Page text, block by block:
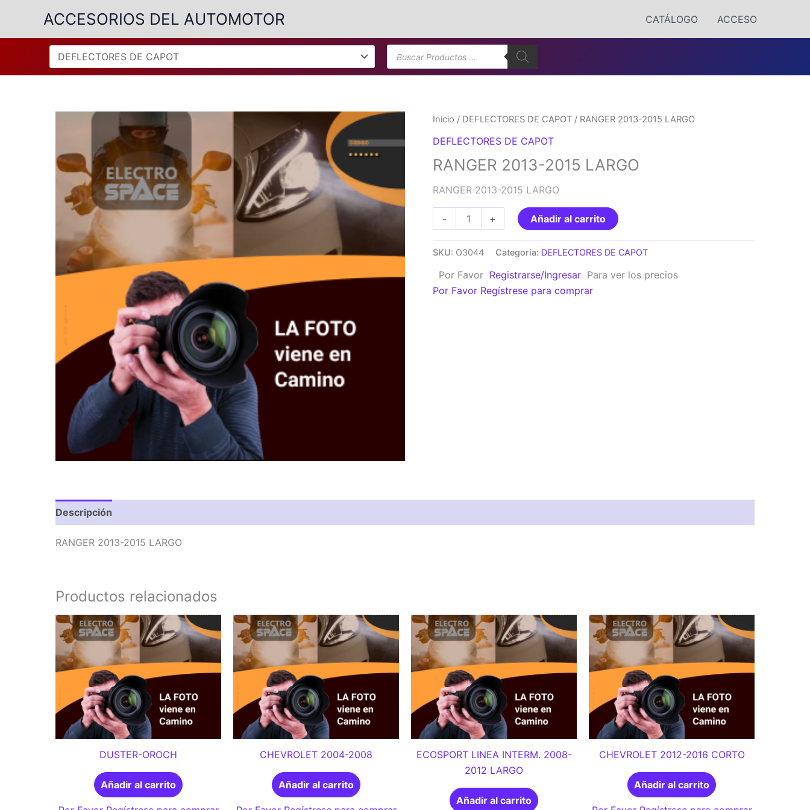
contenido
ACCESORIOS DEL AUTOMOTOR CATÁLOGO ACCESO
Búsqueda
de
productos
Inicio / DEFLECTORES DE CAPOT / RANGER 2013-2015 LARGO
DEFLECTORES DE CAPOT
RANGER 2013-2015 LARGO
RANGER 2013-2015 LARGO
-
RANGER
2013-
cantidad
+ Añadir al carrito
SKU: O3044 Categoría: DEFLECTORES DE CAPOT
Por Favor Registrarse/Ingresar Para ver los precios
Por Favor Regístrese para comprar
Descripción
RANGER 2013-2015 LARGO
Productos relacionados
DUSTER-OROCH
Añadir al carrito
CHEVROLET 2004-2008
Añadir al carrito
ECOSPORT LINEA INTERM. 2008-
2012 LARGO
Añadir al carrito
CHEVROLET 2012-2016 CORTO
Añadir al carrito